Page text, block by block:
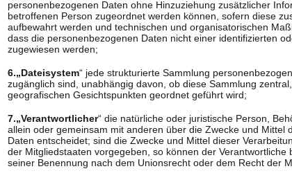
personenbezogenen Daten ohne Hinzuziehung zusätzlicher
betroffenen Person zugeordnet werden können, sofern diese
aufbewahrt werden und technischen und organisatorischen
dass die personenbezogenen Daten nicht einer identifizierten
zugewiesen werden;
6.„Dateisystem“ jede strukturierte Sammlung
zugänglich sind, unabhängig davon, ob diese Sammlung
geografischen Gesichtspunkten geordnet geführt wird;
7.„Verantwortlicher“ die natürliche oder juristische Person,
allein oder gemeinsam mit anderen über die Zwecke und Mittel
Daten entscheidet; sind die Zwecke und Mittel dieser
der Mitgliedstaaten vorgegeben, so können der
seiner Benennung nach dem Unionsrecht oder dem Recht der